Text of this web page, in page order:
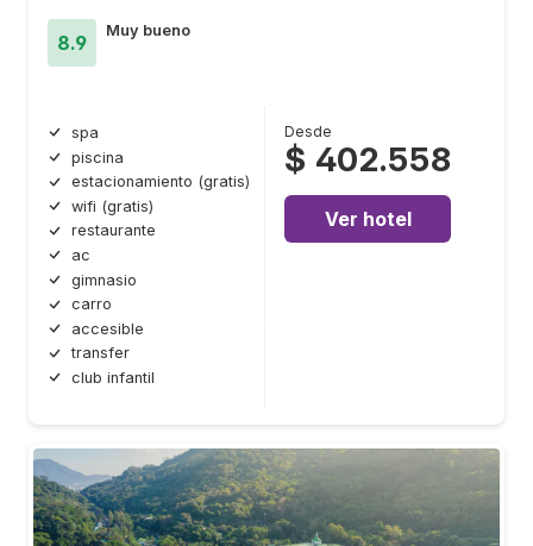
8.9
Muy bueno
spa
piscina
estacionamiento (gratis)
wifi (gratis)
restaurante
ac
gimnasio
carro
accesible
transfer
club infantil
Desde
$ 402.558
Ver hotel